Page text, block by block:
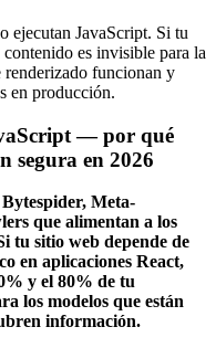
JavaScript. Si tu
es invisible para la
funcionan y
en producción.
— por qué
segura en 2026
Meta-
que alimentan a los
tu sitio web depende de
en aplicaciones React,
y el 80% de tu
los modelos que están
información.